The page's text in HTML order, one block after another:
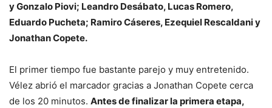
y Gonzalo Piovi; Leandro Desábato, Lucas Romero,
Eduardo Pucheta; Ramiro Cáseres, Ezequiel Rescaldani y
Jonathan Copete.
El primer tiempo fue bastante parejo y muy entretenido.
Vélez abrió el marcador gracias a Jonathan Copete cerca
de los 20 minutos. Antes de finalizar la primera etapa,